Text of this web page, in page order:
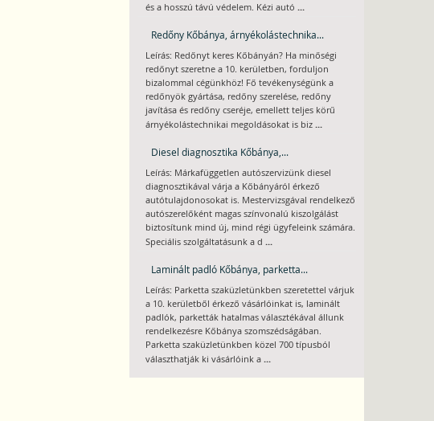
és a hosszú távú védelem. Kézi autó ...
Redőny Kőbánya, árnyékolástechnika...
Leírás: Redőnyt keres Kőbányán? Ha minőségi
redőnyt szeretne a 10. kerületben, forduljon
bizalommal cégünkhöz! Fő tevékenységünk a
redőnyök gyártása, redőny szerelése, redőny
javítása és redőny cseréje, emellett teljes körű
árnyékolástechnikai megoldásokat is biz ...
Diesel diagnosztika Kőbánya,...
Leírás: Márkafüggetlen autószervizünk diesel
diagnosztikával várja a Kőbányáról érkező
autótulajdonosokat is. Mestervizsgával rendelkező
autószerelőként magas színvonalú kiszolgálást
biztosítunk mind új, mind régi ügyfeleink számára.
Speciális szolgáltatásunk a d ...
Laminált padló Kőbánya, parketta...
Leírás: Parketta szaküzletünkben szeretettel várjuk
a 10. kerületből érkező vásárlóinkat is, laminált
padlók, parketták hatalmas választékával állunk
rendelkezésre Kőbánya szomszédságában.
Parketta szaküzletünkben közel 700 típusból
választhatják ki vásárlóink a ...